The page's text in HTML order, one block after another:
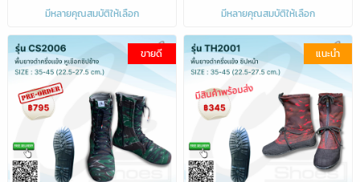
มีหลายคุณสมบัติให้เลือก มีหลายคุณสมบัติให้เลือก
ขายดี แนะนำ